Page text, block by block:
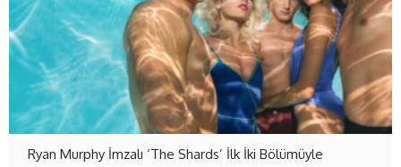
Ryan Murphy İmzalı ‘The Shards’ İlk İki Bölümüyle